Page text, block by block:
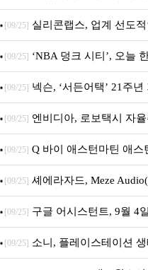
표
[09/25] 실리콘랩스, 업계 선도
춘 초저전력 블루투스 LE SoC
[09/25] ‘NBA 덩크 시티’, 오늘
[09/25] 넥슨, ‘서든어택’ 21주년
이트
[09/25] 엔비디아, 로보택시 자
‘알파마요 2 슈퍼’ 상업적 이용
[09/25] Q 바이 애스턴마틴 애스
지 담은 ‘헤리티지 에디션 컬렉
[09/25] 셰에라자드, Meze
[09/25] 구글 어시스턴트, 9월 4
차 서비스 종료
[09/25] 소니, 플레이스테이션